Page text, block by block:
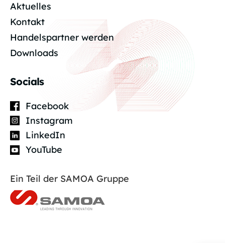
Aktuelles
Kontakt
Handelspartner werden
Downloads
Socials
Facebook
Instagram
LinkedIn
YouTube
Ein Teil der SAMOA Gruppe